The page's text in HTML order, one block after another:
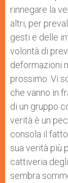
rinnegare la
altri, per
gesti e delle
volontà di
deformazioni
prossimo. Vi
che vanno in
di un gruppo
verità è un
consola il
sua verità più
cattiveria
sembra